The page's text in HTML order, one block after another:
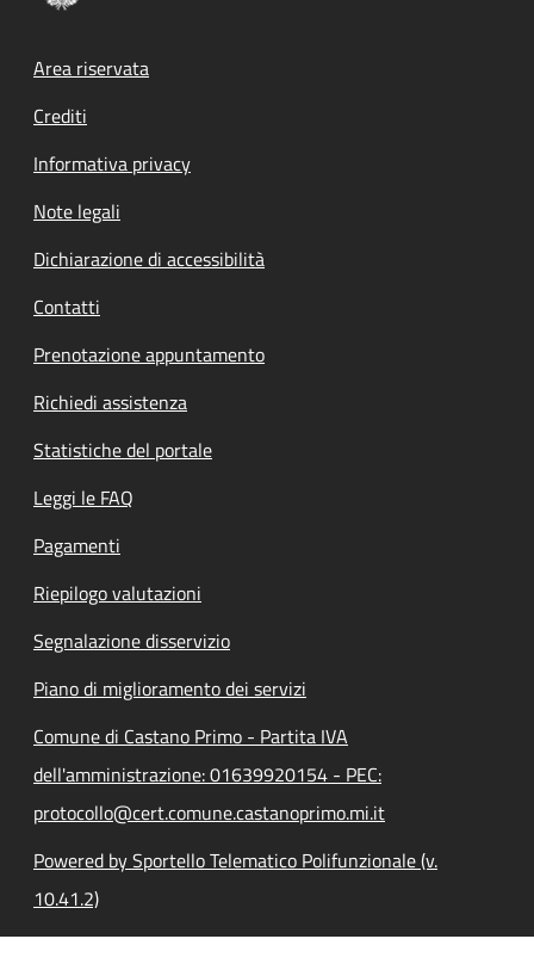
Footer menu
Area riservata
Crediti
Informativa privacy
Note legali
Dichiarazione di accessibilità
Contatti
Prenotazione appuntamento
Richiedi assistenza
Statistiche del portale
Leggi le FAQ
Pagamenti
Riepilogo valutazioni
Segnalazione disservizio
Piano di miglioramento dei servizi
Comune di Castano Primo - Partita IVA
dell'amministrazione: 01639920154 - PEC:
protocollo@cert.comune.castanoprimo.mi.it
Powered by Sportello Telematico Polifunzionale (v.
10.41.2)